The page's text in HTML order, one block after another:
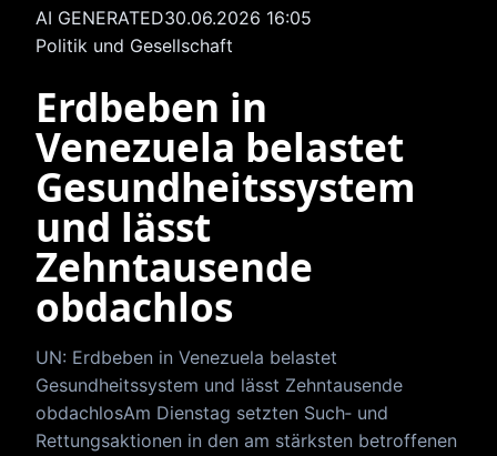
AI GENERATED30.06.2026 16:05
Politik und Gesellschaft
Erdbeben in
Venezuela belastet
Gesundheitssystem
und lässt
Zehntausende
obdachlos
UN: Erdbeben in Venezuela belastet
Gesundheitssystem und lässt Zehntausende
obdachlosAm Dienstag setzten Such‑ und
Rettungsaktionen in den am stärksten betroffenen